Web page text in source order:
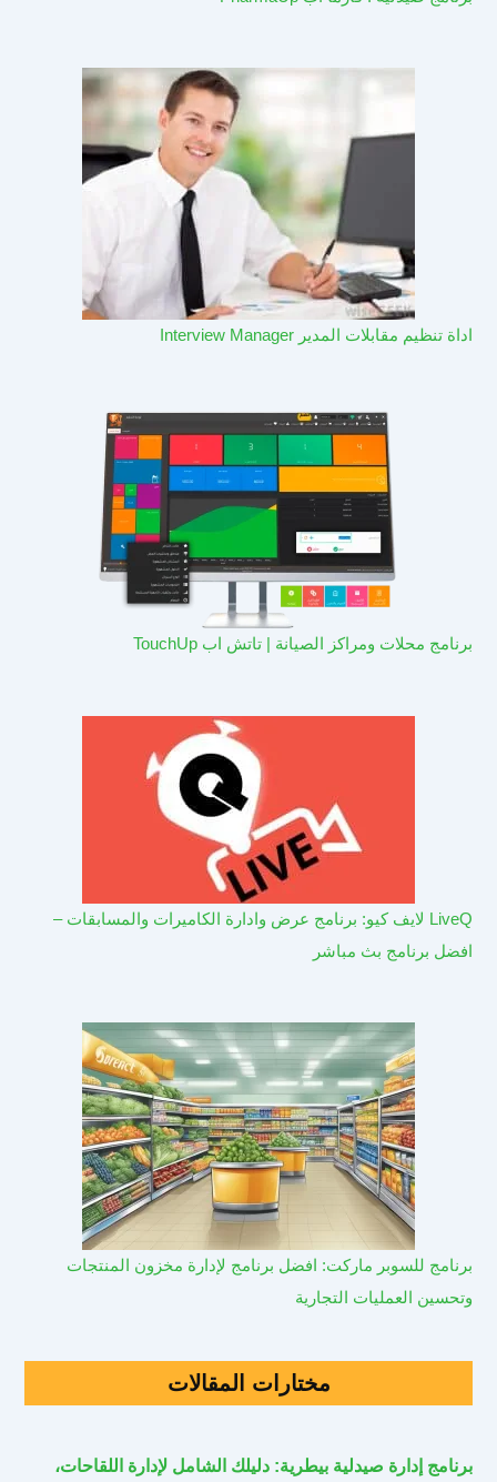
اداة تنظيم مقابلات المدير Interview Manager
برنامج محلات ومراكز الصيانة | تاتش اب TouchUp
LiveQ لايف كيو: برنامج عرض وادارة الكاميرات والمسابقات –
افضل برنامج بث مباشر
برنامج للسوبر ماركت: افضل برنامج لإدارة مخزون المنتجات
وتحسين العمليات التجارية
مختارات المقالات
برنامج إدارة صيدلية بيطرية: دليلك الشامل لإدارة اللقاحات،